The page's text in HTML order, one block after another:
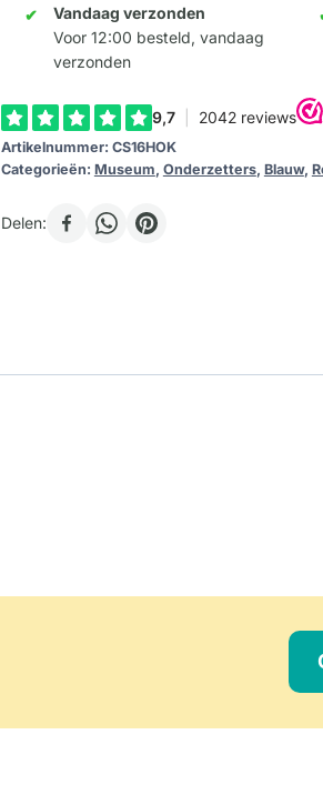
Vandaag verzonden
Voor 12:00 besteld, vandaag
verzonden
Artikelnummer: CS16HOK
Categorieën: Museum, Onderzetters, Blauw,
Delen: